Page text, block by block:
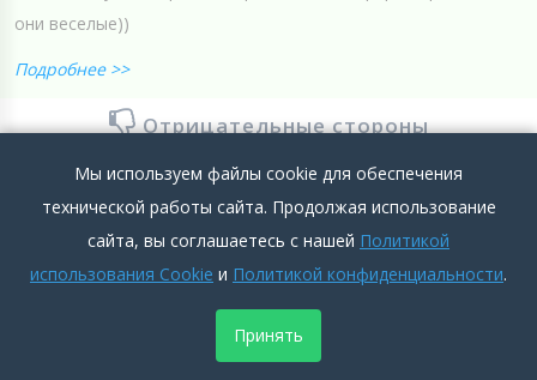
они веселые))
Подробнее >>
Отрицательные стороны
Нет нареканий или пожелайний)
Подробнее >>
0 0 Добавить комментарий
Мы используем файлы cookie для обеспечения
технической работы сайта. Продолжая использование
сайта, вы соглашаетесь с нашей Политикой
использования Cookie и Политикой конфиденциальности.
Принять